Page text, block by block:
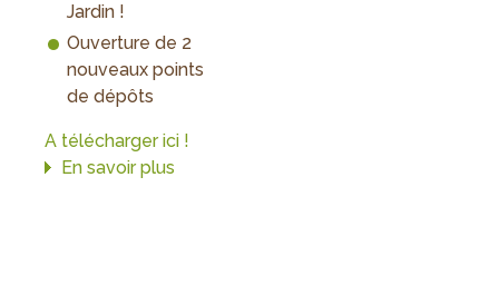
Jardin !
Ouverture de 2
nouveaux points
de dépôts
A télécharger ici !
En savoir plus